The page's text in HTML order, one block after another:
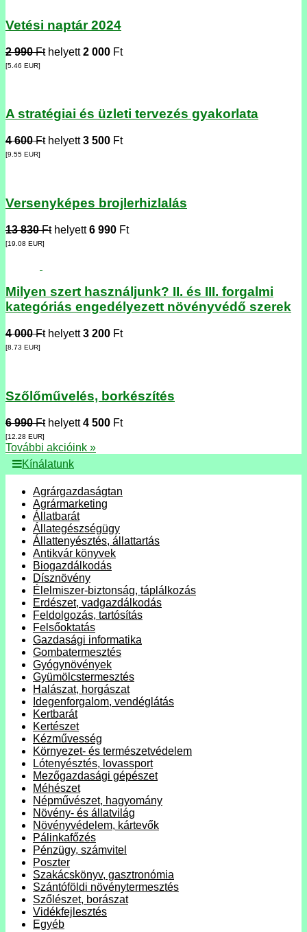
Vetési naptár 2024
2 990 Fthelyett2 000 Ft
[5.46 EUR]
A stratégiai és üzleti tervezés gyakorlata
4 600 Fthelyett3 500 Ft
[9.55 EUR]
Versenyképes brojlerhizlalás
13 830 Fthelyett6 990 Ft
[19.08 EUR]
Milyen szert használjunk? II. és III. forgalmi
kategóriás engedélyezett növényvédő szerek
4 000 Fthelyett3 200 Ft
[8.73 EUR]
Szőlőművelés, borkészítés
6 990 Fthelyett4 500 Ft
[12.28 EUR]
További akcióink »
Kínálatunk
Agrárgazdaságtan
Agrármarketing
Állatbarát
Állategészségügy
Állattenyésztés, állattartás
Antikvár könyvek
Biogazdálkodás
Dísznövény
Élelmiszer-biztonság, táplálkozás
Erdészet, vadgazdálkodás
Feldolgozás, tartósítás
Felsőoktatás
Gazdasági informatika
Gombatermesztés
Gyógynövények
Gyümölcstermesztés
Halászat, horgászat
Idegenforgalom, vendéglátás
Kertbarát
Kertészet
Kézművesség
Környezet- és természetvédelem
Lótenyésztés, lovassport
Mezőgazdasági gépészet
Méhészet
Népművészet, hagyomány
Növény- és állatvilág
Növényvédelem, kártevők
Pálinkafőzés
Pénzügy, számvitel
Poszter
Szakácskönyv, gasztronómia
Szántóföldi növénytermesztés
Szőlészet, borászat
Vidékfejlesztés
Egyéb